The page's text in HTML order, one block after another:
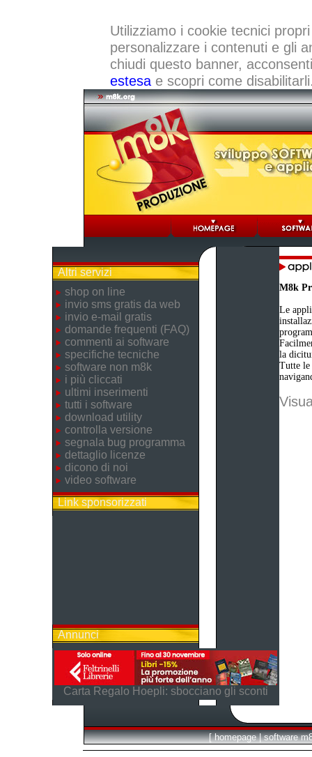
Utilizziamo i cookie tecnici
personalizzare i contenuti e gli
chiudi questo banner,
estesae scopri come
Altri servizi
shop on line
invio sms gratis da web
invio e-mail gratis
domande frequenti (FAQ)
commenti ai software
specifiche tecniche
software non m8k
i più cliccati
ultimi inserimenti
tutti i software
download utility
controlla versione
segnala bug programma
dettaglio licenze
dicono di noi
video software
Link sponsorizzati
Annunci
Carta Regalo Hoepli: sbocciano gli sconti
M8k
Le
la
Tutte le
[ homepage | software